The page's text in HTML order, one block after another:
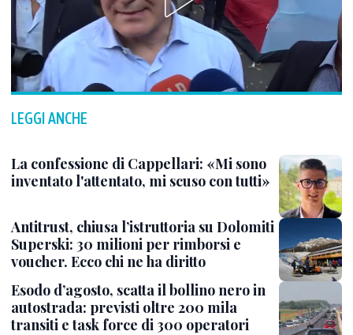
LEGGI ANCHE
La confessione di Cappellari: «Mi sono
inventato l'attentato, mi scuso con tutti»
Antitrust, chiusa l’istruttoria su Dolomiti
Superski: 30 milioni per rimborsi e
voucher. Ecco chi ne ha diritto
Esodo d’agosto, scatta il bollino nero in
autostrada: previsti oltre 200 mila
transiti e task force di 300 operatori